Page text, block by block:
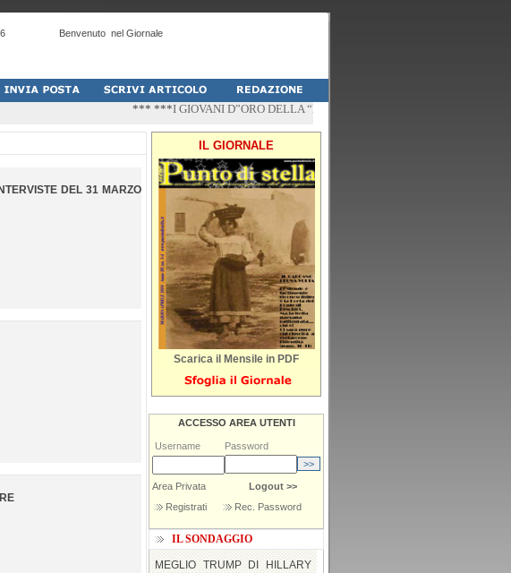
Benvenuto nel Giornale
*** ***I GIOVANI D”ORO DELLA “PALESTRA-DO” DI PESCHICI
DEL 31 MARZO
IL GIORNALE
Scarica il Mensile in PDF
ACCESSO AREA UTENTI
Username Password
Area Privata
Logout >>
Registrati
Rec. Password
IL SONDAGGIO